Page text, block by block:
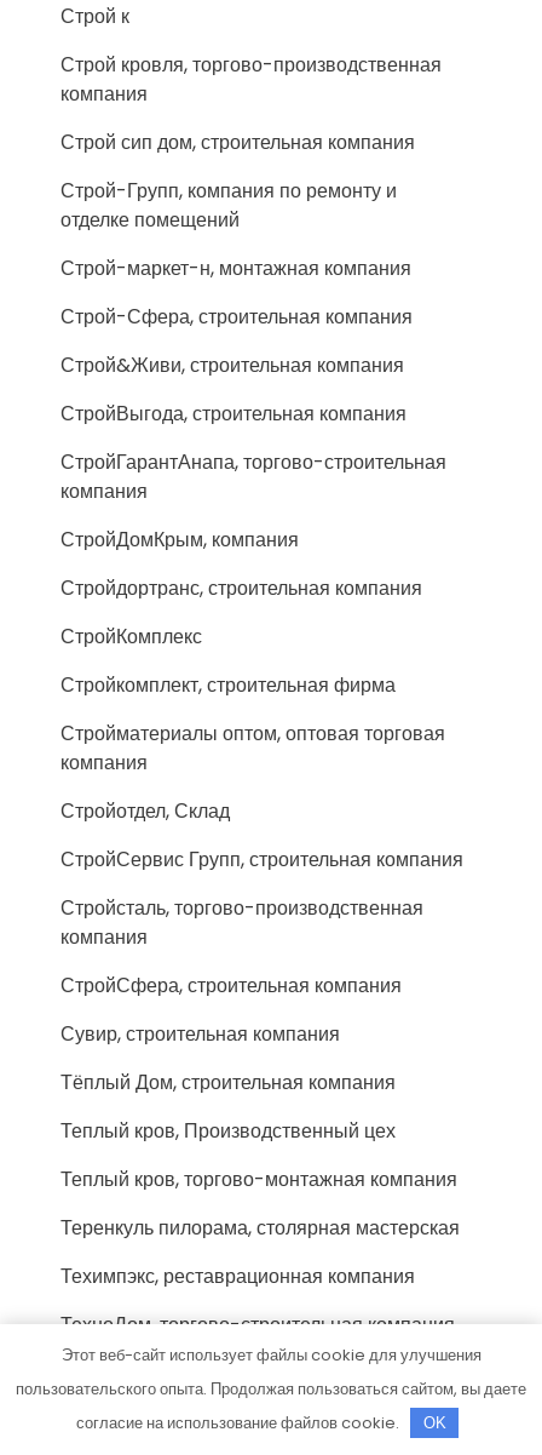
Строй к
Строй кровля, торгово-производственная
компания
Строй сип дом, строительная компания
Строй-Групп, компания по ремонту и
отделке помещений
Строй-маркет-н, монтажная компания
Строй-Сфера, строительная компания
Строй&Живи, строительная компания
СтройВыгода, строительная компания
СтройГарантАнапа, торгово-строительная
компания
СтройДомКрым, компания
Стройдортранс, строительная компания
СтройКомплекс
Стройкомплект, строительная фирма
Стройматериалы оптом, оптовая торговая
компания
Стройотдел, Склад
СтройСервис Групп, строительная компания
Стройсталь, торгово-производственная
компания
СтройСфера, строительная компания
Сувир, строительная компания
Тёплый Дом, строительная компания
Теплый кров, Производственный цех
Теплый кров, торгово-монтажная компания
Теренкуль пилорама, столярная мастерская
Техимпэкс, реставрационная компания
ТехноДом, торгово-строительная компания
ТехноРЕГИОН, офис продаж
Технофло, компания
Этот веб-сайт использует файлы cookie для улучшения
пользовательского опыта. Продолжая пользоваться сайтом, вы даете
согласие на использование файлов cookie.
OK